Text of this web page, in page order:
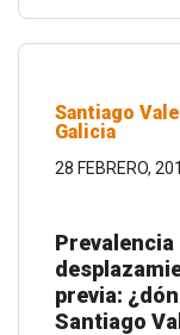
Santiago
Galicia
28 FEBRERO,
previa:
Santiago